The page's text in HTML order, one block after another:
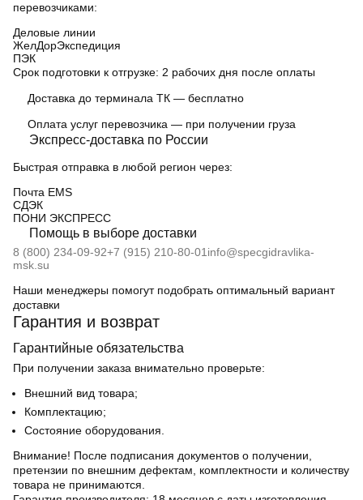
перевозчиками:
Деловые линии
ЖелДорЭкспедиция
ПЭК
Срок подготовки к отгрузке: 2 рабочих дня после оплаты
Доставка до терминала ТК — бесплатно
Оплата услуг перевозчика — при получении груза
Экспресс-доставка по России
Быстрая отправка в любой регион через:
Почта EMS
СДЭК
ПOНИ ЭКСПРЕСС
Помощь в выборе доставки
8 (800) 234-09-92+7 (915) 210-80-01 info@specgidravlika-
msk.su
Наши менеджеры помогут подобрать оптимальный вариант
доставки
Гарантия и возврат
Гарантийные обязательства
При получении заказа внимательно проверьте:
Внешний вид товара;
Комплектацию;
Состояние оборудования.
Внимание! После подписания документов о получении,
претензии по внешним дефектам, комплектности и количеству
товара не принимаются.